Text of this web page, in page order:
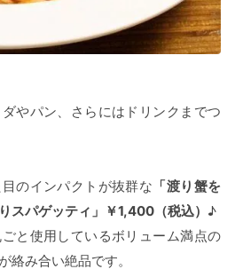
やパン、さらにはドリンクまでつ
のインパクトが抜群な 「渡り蟹を
スパゲッティ」￥1,400（税込） ♪
と使用しているボリューム満点の
絡み合い絶品です。